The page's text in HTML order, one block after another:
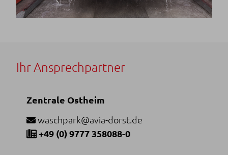
Ihr Ansprechpartner
Zentrale Ostheim
waschpark@avia-dorst.de
+49 (0) 9777 358088-0